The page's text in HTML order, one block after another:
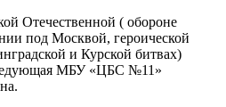
Отечественной ( обороне
под Москвой, героической
и Курской битвах)
МБУ «ЦБС №11»